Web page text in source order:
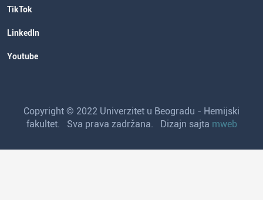
TikTok
LinkedIn
Youtube
Copyright © 2022 Univerzitet u Beogradu - Hemijski
fakultet. Sva prava zadržana. Dizajn sajta mweb